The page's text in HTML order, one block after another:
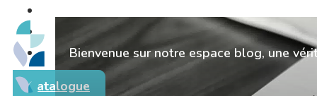
Catalogue
Bienvenue sur notre espace blog, une